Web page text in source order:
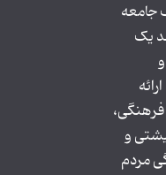
جامعه
یک
و
مردم